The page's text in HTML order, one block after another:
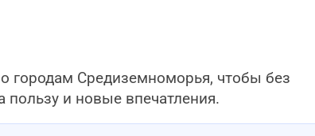
городам Средиземноморья, чтобы без
и новые впечатления.